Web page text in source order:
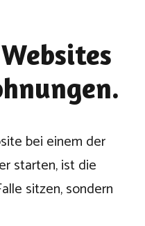
bei einem der
starten, ist die
sitzen, sondern